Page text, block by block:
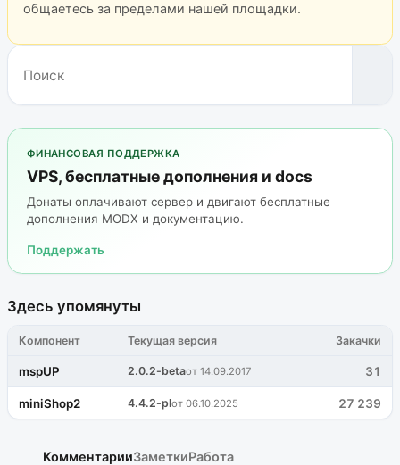
общаетесь за пределами нашей площадки.
ФИНАНСОВАЯ ПОДДЕРЖКА
VPS, бесплатные дополнения и docs
Донаты оплачивают сервер и двигают бесплатные
дополнения MODX и документацию.
Поддержать
Здесь упомянуты
Компонент Текущая версия Закачки
mspUP 2.0.2-betaот 14.09.2017 31
miniShop2 4.4.2-plот 06.10.2025 27 239
КомментарииЗаметкиРабота